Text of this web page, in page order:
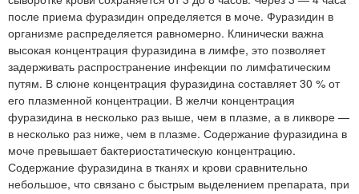
после приема фуразидин определяется в моче. Фуразидин в
организме распределяется равномерно. Клинически важна
высокая концентрация фуразидина в лимфе, это позволяет
задерживать распространение инфекции по лимфатическим
путям. В слюне концентрация фуразидина составляет 30 % от
его плазменной концентрации. В желчи концентрация
фуразидина в несколько раз выше, чем в плазме, а в ликворе —
в несколько раз ниже, чем в плазме. Содержание фуразидина в
моче превышает бактериостатическую концентрацию.
Содержание фуразидина в тканях и крови сравнительно
небольшое, что связано с быстрым выделением препарата, при